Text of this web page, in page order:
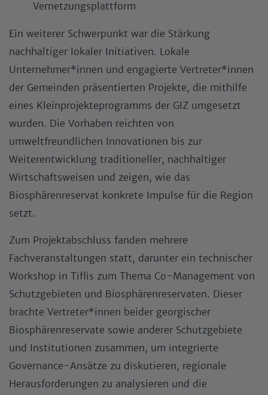
Vernetzungsplattform
Ein weiterer Schwerpunkt war die Stärkung
nachhaltiger lokaler Initiativen. Lokale
Unternehmer*innen und engagierte Vertreter*innen
der Gemeinden präsentierten Projekte, die mithilfe
eines Kleinprojekteprogramms der GIZ umgesetzt
wurden. Die Vorhaben reichten von
umweltfreundlichen Innovationen bis zur
Weiterentwicklung traditioneller, nachhaltiger
Wirtschaftsweisen und zeigen, wie das
Biosphärenreservat konkrete Impulse für die Region
setzt.
Zum Projektabschluss fanden mehrere
Fachveranstaltungen statt, darunter ein technischer
Workshop in Tiflis zum Thema Co-Management von
Schutzgebieten und Biosphärenreservaten. Dieser
brachte Vertreter*innen beider georgischer
Biosphärenreservate sowie anderer Schutzgebiete
und Institutionen zusammen, um integrierte
Governance-Ansätze zu diskutieren, regionale
Herausforderungen zu analysieren und die